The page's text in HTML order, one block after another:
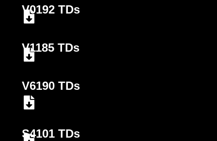
V0192 TDs
V1185 TDs
V6190 TDs
S4101 TDs